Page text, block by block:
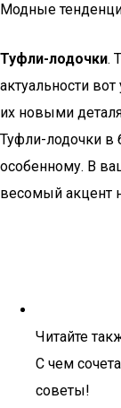
Модные
Туфли-лодочки.
актуальности
их новыми
Туфли-лодочки в
особенному. В
весомый акцент
Читайте
С чем
советы!